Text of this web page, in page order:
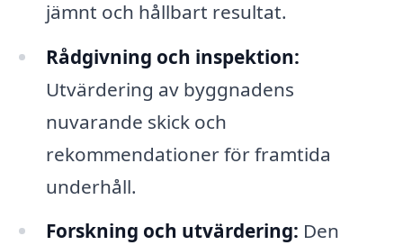
jämnt och hållbart resultat.
Rådgivning och inspektion:
Utvärdering av byggnadens
nuvarande skick och
rekommendationer för framtida
underhåll.
Forskning och utvärdering: Den